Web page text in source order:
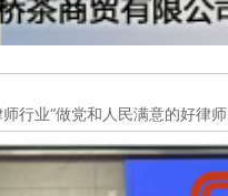
行业“做党和人民满意的好律